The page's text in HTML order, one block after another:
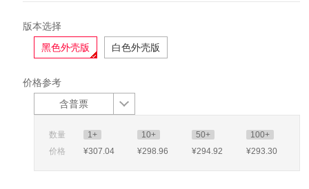
版本选择
黑色外壳版
白色外壳版
价格参考
含普票
数量 1+ 10+ 50+
100+
价格
¥307.04 ¥298.96 ¥294.92 ¥293.30